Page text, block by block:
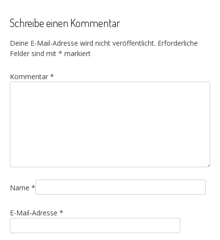
Schreibe einen Kommentar
Deine E-Mail-Adresse wird nicht veröffentlicht. Erforderliche
Felder sind mit * markiert
Kommentar *
Name *
E-Mail-Adresse *